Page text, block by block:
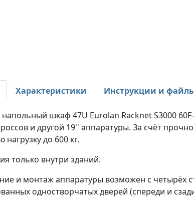
Характеристики Инструкции и
шкаф 47U Eurolan Racknet S3000
и другой 19'' аппаратуры. За счёт
нагрузку до 600 кг.
только внутри зданий.
и монтаж аппаратуры возможен с четырёх
одностворчатых дверей (спереди и